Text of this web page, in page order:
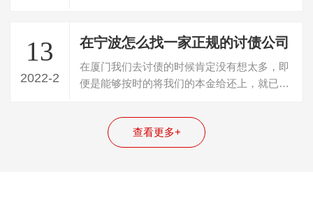
13
2022-2
在宁波怎么找一家正规的讨债公司
在厦门我们去讨债的时候肯定没有想太多，即
便是能够按时的将我们的本金给还上，就已经
查看更多+